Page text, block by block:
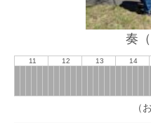
奏（
11 12 13 14
（